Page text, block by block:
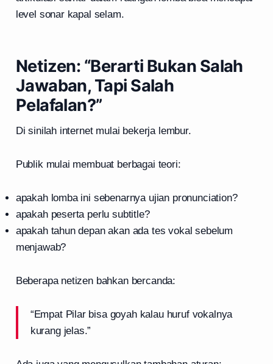
level sonar kapal selam.
Netizen: “Berarti Bukan Salah
Jawaban, Tapi Salah
Pelafalan?”
Di sinilah internet mulai bekerja lembur.
Publik mulai membuat berbagai teori:
apakah lomba ini sebenarnya ujian pronunciation?
apakah peserta perlu subtitle?
apakah tahun depan akan ada tes vokal sebelum
menjawab?
Beberapa netizen bahkan bercanda:
“Empat Pilar bisa goyah kalau huruf vokalnya
kurang jelas.”